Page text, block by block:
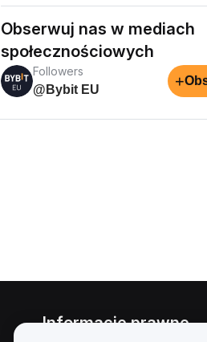
Obserwuj nas w mediach
społecznościowych
Followers
@Bybit EU
+
Informacje prawne